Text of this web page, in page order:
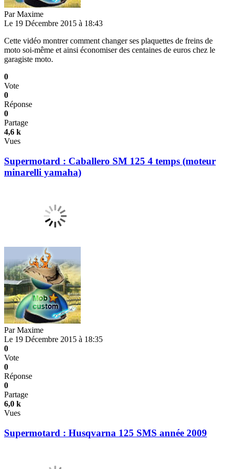
ParMaxime
Le 19 Décembre 2015 à 18:43
Cette vidéo montrer comment changer ses plaquettes de freins de
moto soi-même et ainsi économiser des centaines de euros chez le
garagiste moto.
0
Vote
0
Réponse
0
Partage
4,6 k
Vues
Supermotard : Caballero SM 125 4 temps (moteur
minarelli yamaha)
ParMaxime
Le 19 Décembre 2015 à 18:35
0
Vote
0
Réponse
0
Partage
6,0 k
Vues
Supermotard : Husqvarna 125 SMS année 2009